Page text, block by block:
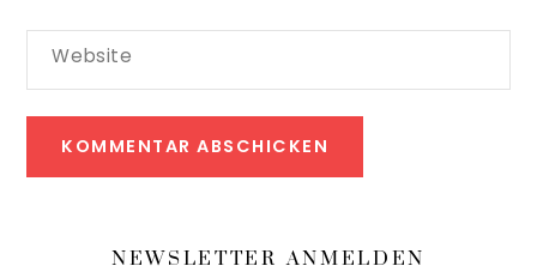
Website
NEWSLETTER ANMELDEN